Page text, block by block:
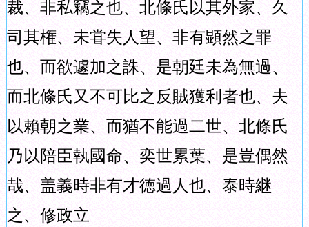
裁、非私竊之也、北條氏以其外家、久
司其権、未甞失人望、非有顕然之罪
也、而欲遽加之誅、是朝廷未為無過、
而北條氏又不可比之反賊獲利者也、夫
以賴朝之業、而猶不能過二世、北條氏
乃以陪臣執國命、奕世累葉、是豈偶然
哉、盖義時非有才徳過人也、泰時継
之、修政立